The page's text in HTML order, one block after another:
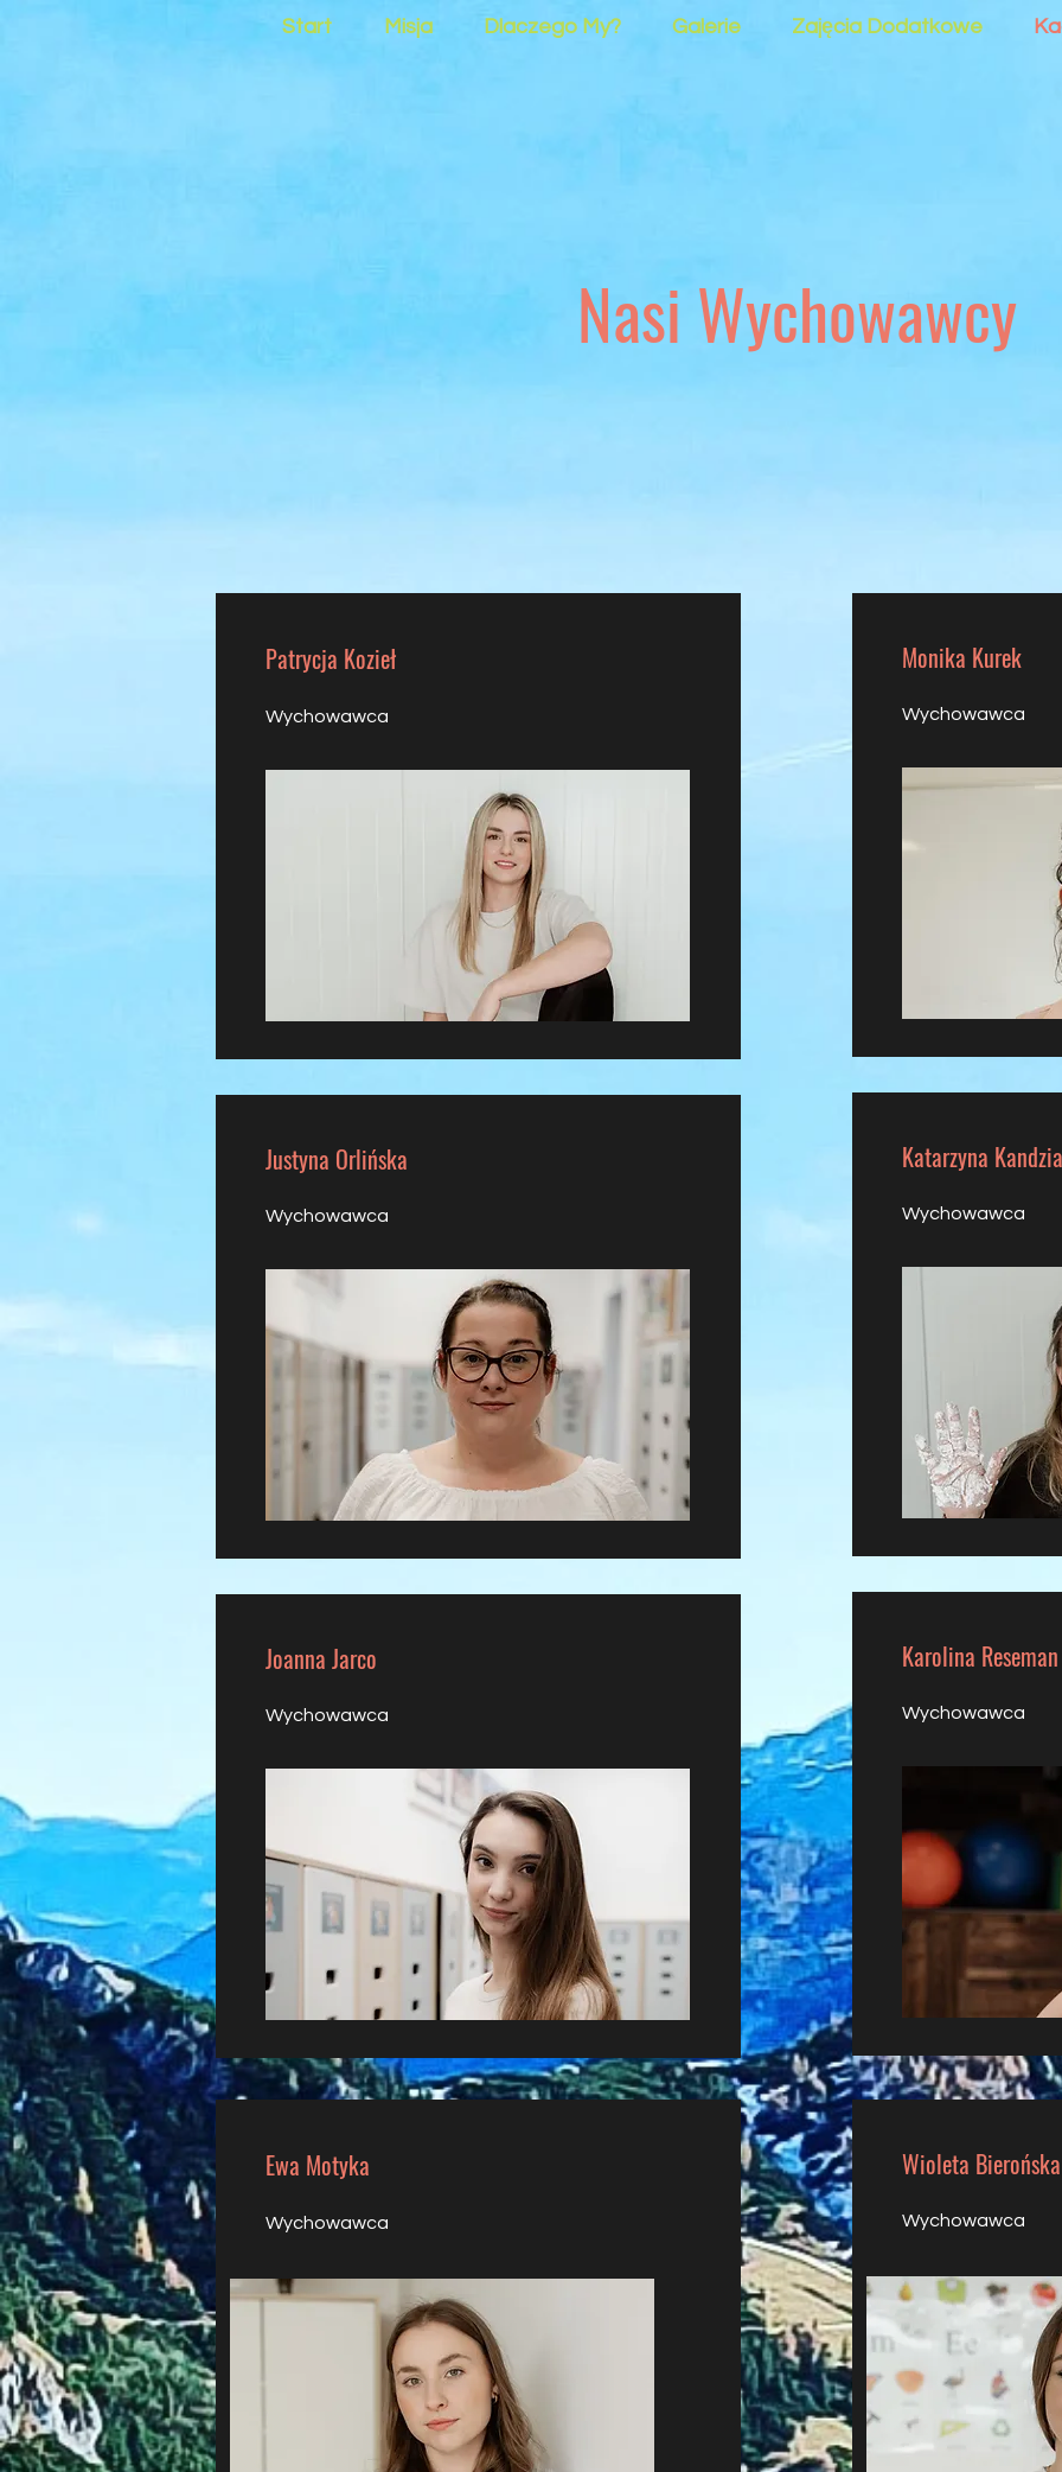
Nasi Wychowawcy
Patrycja Kozieł
Wychowawca
Justyna Orlińska
Wychowawca
Joanna Jarco
Wychowawca
Monika Kurek
Wychowawca
Katarzyna Kandzia
Wychowawca
Karolina Reseman
Wychowawca
Ewa Motyka
Wychowawca
Wioleta Bierońska
Wychowawca
Start Misja Dlaczego My? Galerie Zajęcia Dodatkowe